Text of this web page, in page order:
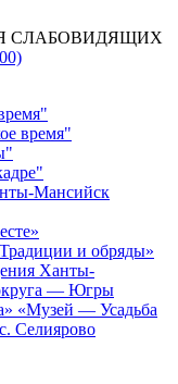
время"
Мансийск
и обряды»
Ханты-
— Югры
«Музей — Усадьба
Селиярово